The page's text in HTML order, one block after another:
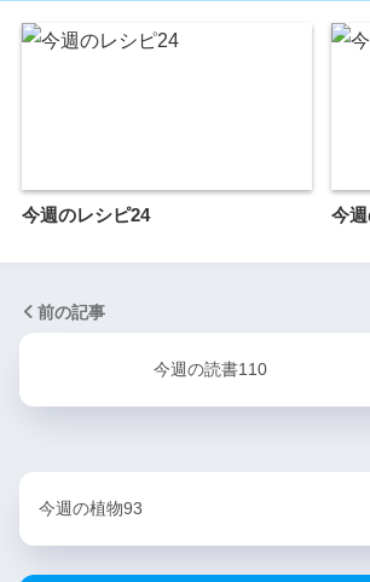
今週のレシピ24 今
前の記事
今週の読書110
今週の植物93